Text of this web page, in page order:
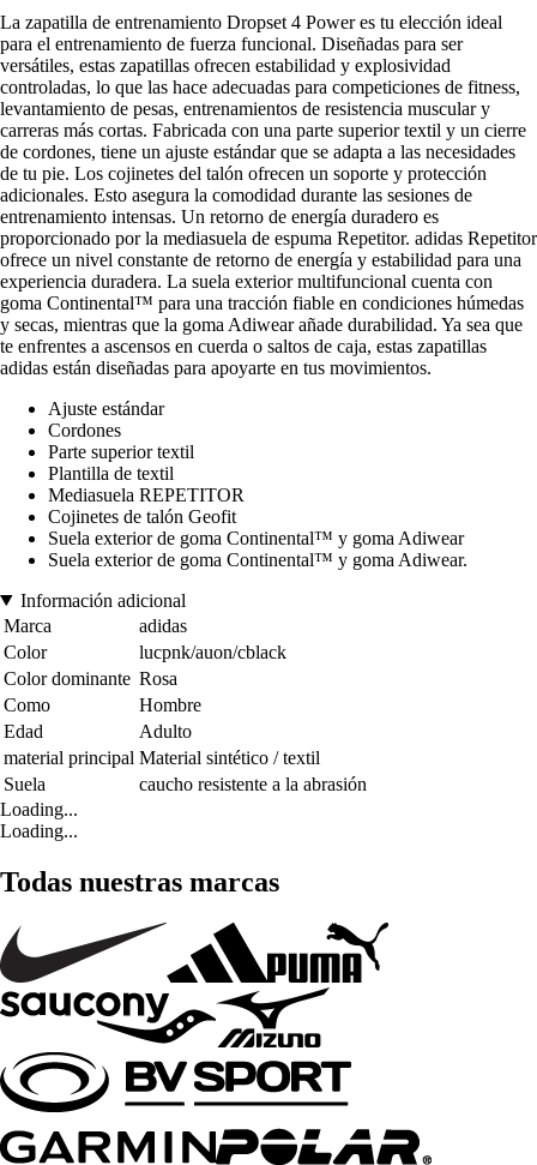
La zapatilla de entrenamiento Dropset 4 Power es tu elección ideal
para el entrenamiento de fuerza funcional. Diseñadas para ser
versátiles, estas zapatillas ofrecen estabilidad y explosividad
controladas, lo que las hace adecuadas para competiciones de fitness,
levantamiento de pesas, entrenamientos de resistencia muscular y
carreras más cortas. Fabricada con una parte superior textil y un cierre
de cordones, tiene un ajuste estándar que se adapta a las necesidades
de tu pie. Los cojinetes del talón ofrecen un soporte y protección
adicionales. Esto asegura la comodidad durante las sesiones de
entrenamiento intensas. Un retorno de energía duradero es
proporcionado por la mediasuela de espuma Repetitor. adidas Repetitor
ofrece un nivel constante de retorno de energía y estabilidad para una
experiencia duradera. La suela exterior multifuncional cuenta con
goma Continental™ para una tracción fiable en condiciones húmedas
y secas, mientras que la goma Adiwear añade durabilidad. Ya sea que
te enfrentes a ascensos en cuerda o saltos de caja, estas zapatillas
adidas están diseñadas para apoyarte en tus movimientos.
Ajuste estándar
Cordones
Parte superior textil
Plantilla de textil
Mediasuela REPETITOR
Cojinetes de talón Geofit
Suela exterior de goma Continental™ y goma Adiwear
Suela exterior de goma Continental™ y goma Adiwear.
Información adicional
Marca
adidas
Color
lucpnk/auon/cblack
Color dominante Rosa
Como
Hombre
Edad
Adulto
material principal Material sintético / textil
Suela
caucho resistente a la abrasión
Loading...
Loading...
Todas nuestras marcas